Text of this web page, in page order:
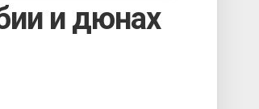
и дюнах